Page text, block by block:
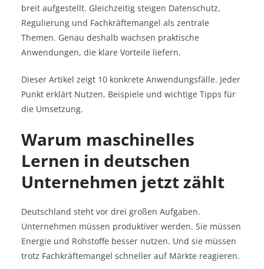
breit aufgestellt. Gleichzeitig steigen Datenschutz,
Regulierung und Fachkräftemangel als zentrale
Themen. Genau deshalb wachsen praktische
Anwendungen, die klare Vorteile liefern.
Dieser Artikel zeigt 10 konkrete Anwendungsfälle. Jeder
Punkt erklärt Nutzen, Beispiele und wichtige Tipps für
die Umsetzung.
Warum maschinelles
Lernen in deutschen
Unternehmen jetzt zählt
Deutschland steht vor drei großen Aufgaben.
Unternehmen müssen produktiver werden. Sie müssen
Energie und Rohstoffe besser nutzen. Und sie müssen
trotz Fachkräftemangel schneller auf Märkte reagieren.